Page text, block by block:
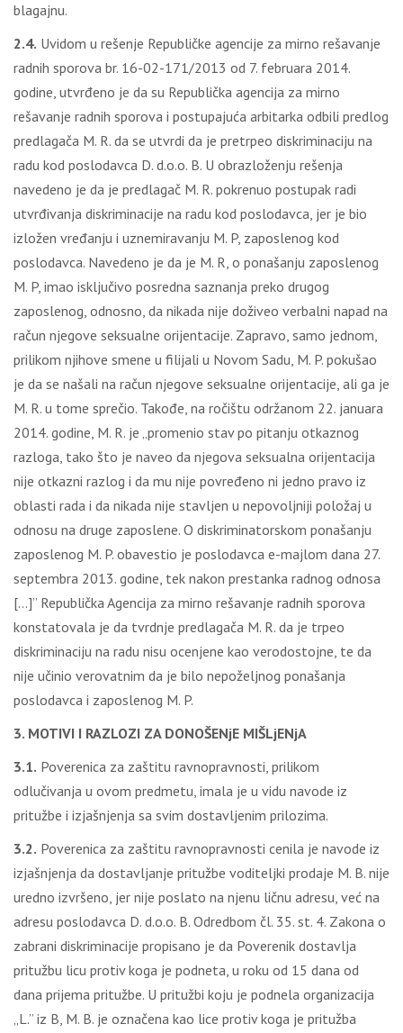
blagajnu.
2.4. Uvidom u rešenje Republičke agencije za mirno rešavanje
radnih sporova br. 16-02-171/2013 od 7. februara 2014.
godine, utvrđeno je da su Republička agencija za mirno
rešavanje radnih sporova i postupajuća arbitarka odbili predlog
predlagača M. R. da se utvrdi da je pretrpeo diskriminaciju na
radu kod poslodavca D. d.o.o. B. U obrazloženju rešenja
navedeno je da je predlagač M. R. pokrenuo postupak radi
utvrđivanja diskriminacije na radu kod poslodavca, jer je bio
izložen vređanju i uznemiravanju M. P, zaposlenog kod
poslodavca. Navedeno je da je M. R, o ponašanju zaposlenog
M. P, imao isključivo posredna saznanja preko drugog
zaposlenog, odnosno, da nikada nije doživeo verbalni napad na
račun njegove seksualne orijentacije. Zapravo, samo jednom,
prilikom njihove smene u filijali u Novom Sadu, M. P. pokušao
je da se našali na račun njegove seksualne orijentacije, ali ga je
M. R. u tome sprečio. Takođe, na ročištu održanom 22. januara
2014. godine, M. R. je „promenio stav po pitanju otkaznog
razloga, tako što je naveo da njegova seksualna orijentacija
nije otkazni razlog i da mu nije povređeno ni jedno pravo iz
oblasti rada i da nikada nije stavljen u nepovoljniji položaj u
odnosu na druge zaposlene. O diskriminatorskom ponašanju
zaposlenog M. P. obavestio je poslodavca e-majlom dana 27.
septembra 2013. godine, tek nakon prestanka radnog odnosa
[…]” Republička Agencija za mirno rešavanje radnih sporova
konstatovala je da tvrdnje predlagača M. R. da je trpeo
diskriminaciju na radu nisu ocenjene kao verodostojne, te da
nije učinio verovatnim da je bilo nepoželjnog ponašanja
poslodavca i zaposlenog M. P.
3. MOTIVI I RAZLOZI ZA DONOŠENjE MIŠLjENjA
3.1. Poverenica za zaštitu ravnopravnosti, prilikom
odlučivanja u ovom predmetu, imala je u vidu navode iz
pritužbe i izjašnjenja sa svim dostavljenim prilozima.
3.2. Poverenica za zaštitu ravnopravnosti cenila je navode iz
izjašnjenja da dostavljanje pritužbe voditeljki prodaje M. B. nije
uredno izvršeno, jer nije poslato na njenu ličnu adresu, već na
adresu poslodavca D. d.o.o. B. Odredbom čl. 35. st. 4. Zakona o
zabrani diskriminacije propisano je da Poverenik dostavlja
pritužbu licu protiv koga je podneta, u roku od 15 dana od
dana prijema pritužbe. U pritužbi koju je podnela organizacija
„L.” iz B, M. B. je označena kao lice protiv koga je pritužba